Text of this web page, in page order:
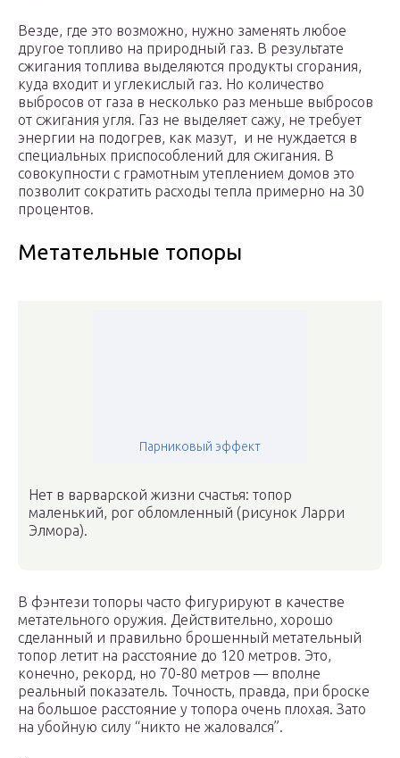
Везде, где это возможно, нужно заменять любое
другое топливо на природный газ. В результате
сжигания топлива выделяются продукты сгорания,
куда входит и углекислый газ. Но количество
выбросов от газа в несколько раз меньше выбросов
от сжигания угля. Газ не выделяет сажу, не требует
энергии на подогрев, как мазут, и не нуждается в
специальных приспособлений для сжигания. В
совокупности с грамотным утеплением домов это
позволит сократить расходы тепла примерно на 30
процентов.
Метательные топоры
Парниковый эффект
Нет в варварской жизни счастья: топор
маленький, рог обломленный (рисунок Ларри
Элмора).
В фэнтези топоры часто фигурируют в качестве
метательного оружия. Действительно, хорошо
сделанный и правильно брошенный метательный
топор летит на расстояние до 120 метров. Это,
конечно, рекорд, но 70-80 метров — вполне
реальный показатель. Точность, правда, при броске
на большое расстояние у топора очень плохая. Зато
на убойную силу “никто не жаловался”.